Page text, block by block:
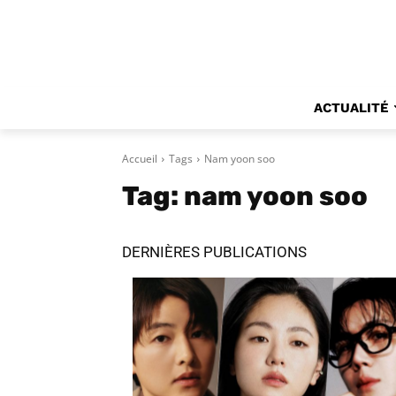
ACTUALITÉ
Accueil Tags Nam yoon soo
Tag: nam yoon soo
DERNIÈRES PUBLICATIONS